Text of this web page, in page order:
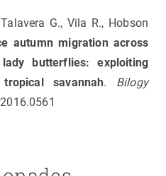
G., Vila R., Hobson
autumn migration across
butterflies: exploiting
savannah. Bilogy